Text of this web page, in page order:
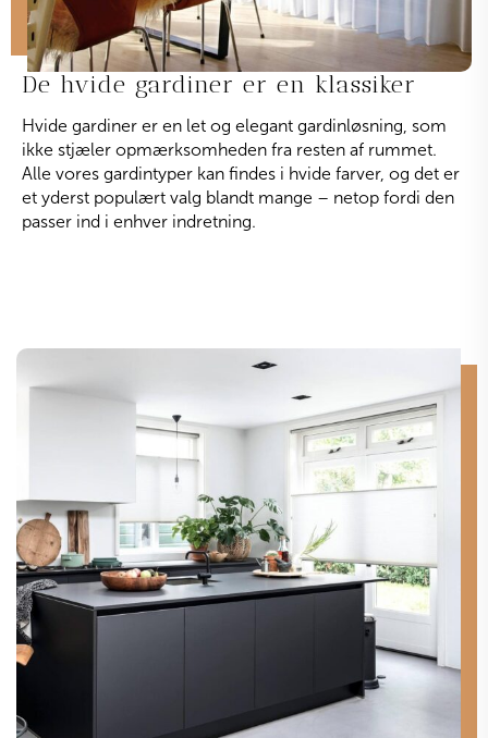
De hvide gardiner er en klassiker
Hvide gardiner er en let og elegant gardinløsning, som
ikke stjæler opmærksomheden fra resten af rummet.
Alle vores gardintyper kan findes i hvide farver, og det er
et yderst populært valg blandt mange – netop fordi den
passer ind i enhver indretning.